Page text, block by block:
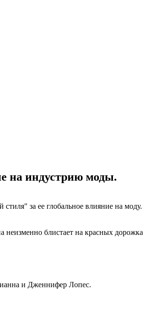
на индустрию моды.
за ее глобальное влияние на
блистает на красных
и Дженнифер Лопес.